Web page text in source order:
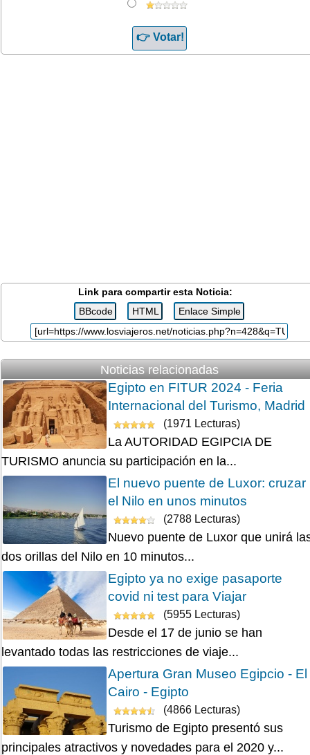
Link para compartir esta Noticia:
Noticias relacionadas
Egipto en FITUR 2024 - Feria
Internacional del Turismo, Madrid
(1971 Lecturas)
La AUTORIDAD EGIPCIA DE
TURISMO anuncia su participación en la...
El nuevo puente de Luxor: cruzar
el Nilo en unos minutos
(2788 Lecturas)
Nuevo puente de Luxor que unirá
dos orillas del Nilo en 10 minutos...
Egipto ya no exige pasaporte
covid ni test para Viajar
(5955 Lecturas)
Desde el 17 de junio se han
levantado todas las restricciones de viaje...
Apertura Gran Museo Egipcio - El
Cairo - Egipto
(4866 Lecturas)
Turismo de Egipto presentó sus
principales atractivos y novedades para el 2020 y...